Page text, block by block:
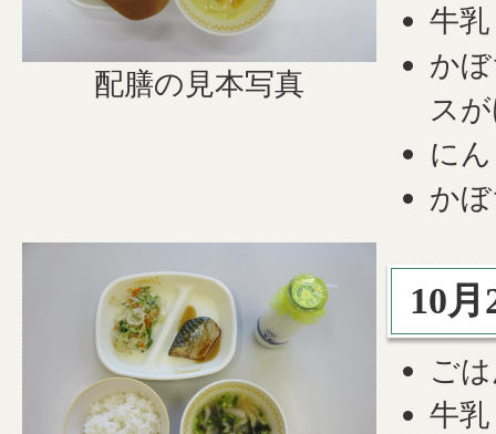
配膳の見本写真
牛乳
か
ス
に
か
10月
ご
牛乳